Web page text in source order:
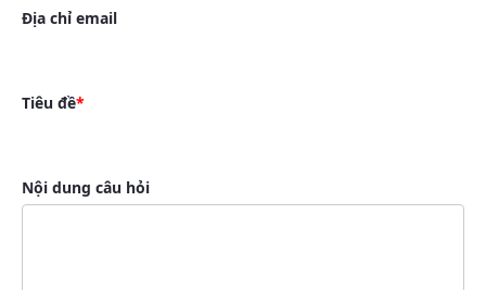
Địa chỉ email
Tiêu đề
Nội dung câu hỏi